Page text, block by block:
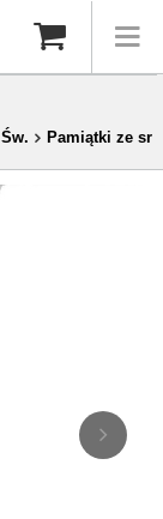
Pamiątki ze